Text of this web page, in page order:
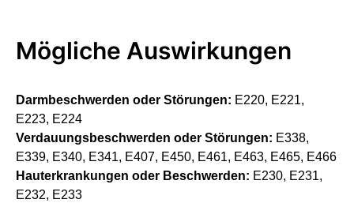
Mögliche Auswirkungen
Darmbeschwerden oder Störungen: E220, E221,
E223, E224
Verdauungsbeschwerden oder Störungen: E338,
E339, E340, E341, E407, E450, E461, E463, E465, E466
Hauterkrankungen oder Beschwerden: E230, E231,
E232, E233